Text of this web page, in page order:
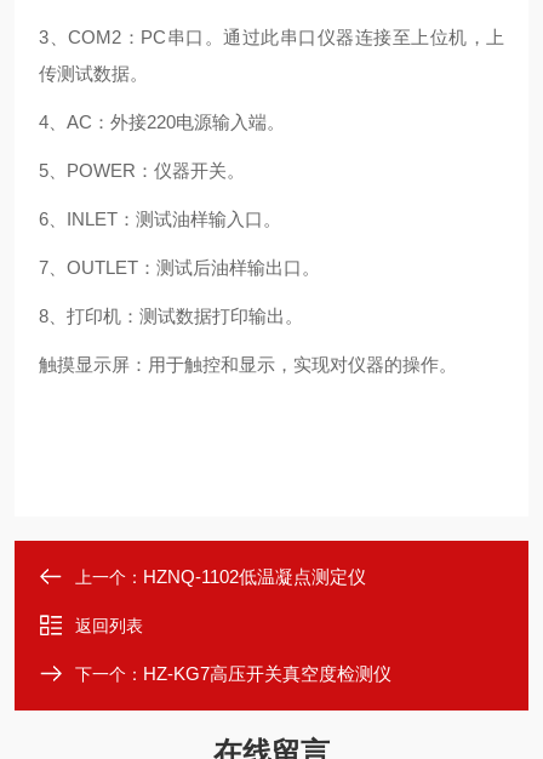
3、COM2：PC串口。通过此串口仪器连接至上位机，上
传测试数据。
4、AC：外接220电源输入端。
5、POWER：仪器开关。
6、INLET：测试油样输入口。
7、OUTLET：测试后油样输出口。
8、打印机：测试数据打印输出。
触摸显示屏：用于触控和显示，实现对仪器的操作。
上一个： HZNQ-1102低温凝点测定仪
返回列表
下一个： HZ-KG7高压开关真空度检测仪
在线留言